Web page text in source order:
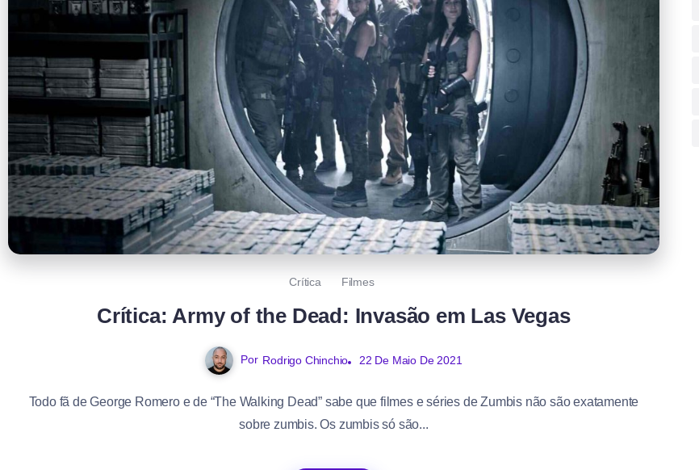
Crítica Filmes
Crítica: Army of the Dead: Invasão em Las Vegas
Por Rodrigo Chinchio 22 De Maio De 2021
Todo fã de George Romero e de “The Walking Dead” sabe que filmes e séries de Zumbis não são exatamente
sobre zumbis. Os zumbis só são...